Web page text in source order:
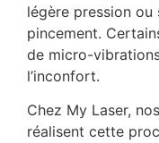
légère pression ou
pincement.
de micro-
l’inconfort.
Chez My Laser,
réalisent cette